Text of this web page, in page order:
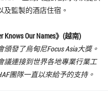
監製的酒店住宿。
Knows Our Names》(越南)
發了烏甸尼Focus Asia大獎。
議連接到世界各地專業行業工
團隊一直以來給予的支持。